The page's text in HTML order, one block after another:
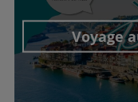
Voyage